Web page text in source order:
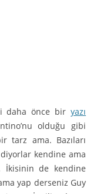
daha önce bir yazı
olduğu gibi
tarz ama. Bazıları
kendine ama
İkisinin de kendine
yap derseniz Guy